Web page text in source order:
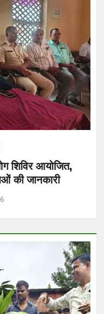
शिविर आयोजित,
की जानकारी